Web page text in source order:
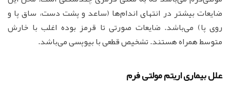
ضایعات بیشتر در انتهای اندام‌ها (ساعد و پشت دست، ساق پا و
روی پا) می‌باشد. ضایعات صورتی تا قرمز بوده اغلب با خارش
متوسط همراه هستند. تشخیص قطعی با بیوپسی می‌باشد.
علل بیماری اریتم مولتی فرم